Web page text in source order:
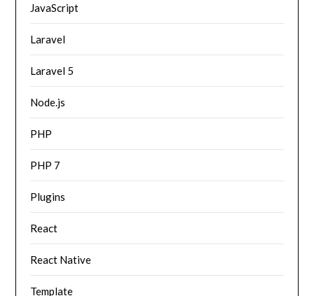
JavaScript
Laravel
Laravel 5
Node.js
PHP
PHP 7
Plugins
React
React Native
Template